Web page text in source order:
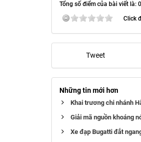
Tổng số điểm của bài viết là:
Click
Tweet
Những tin mới hơn
Khai trương chi nhánh
Giải mã nguồn khoáng
Xe đạp Bugatti đắt